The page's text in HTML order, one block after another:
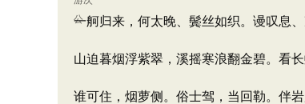
一舸归来，何太晚、鬓丝如织。谩叹息、
山迫暮烟浮紫翠，溪摇寒浪翻金碧。看
谁可住，烟萝侧。俗士驾，当回勒。伴岩